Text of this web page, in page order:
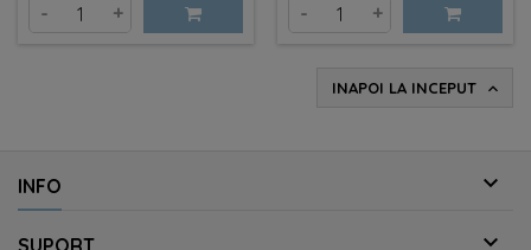
- + - +
INAPOI LA INCEPUT 
INFO 
